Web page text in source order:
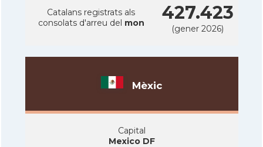
Catalans registrats als
consolats d'arreu del mon 427.423
(gener 2026)
Mèxic
Capital
Mexico DF